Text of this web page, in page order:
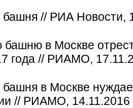
башня // РИА Новости,
башню в Москве
года // РИАМО,
в Москве
// РИАМО, 14.11.2016